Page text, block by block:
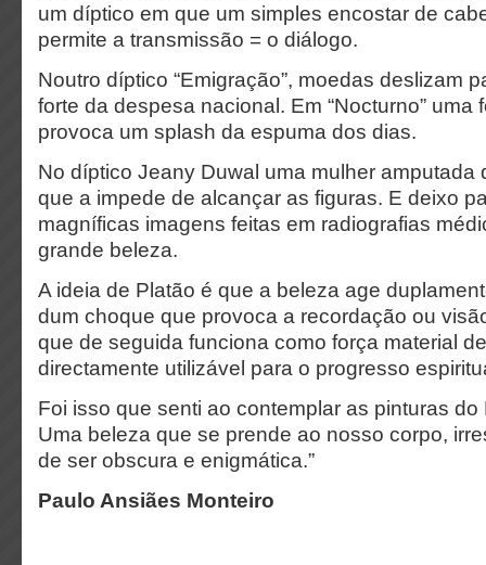
um díptico em que um simples encostar de
permite a transmissão = o diálogo.
Noutro díptico “Emigração”, moedas deslizam
forte da despesa nacional. Em “Nocturno” uma
provoca um splash da espuma dos dias.
No díptico Jeany Duwal uma mulher amputada
que a impede de alcançar as figuras. E deixo
magníficas imagens feitas em radiografias
grande beleza.
A ideia de Platão é que a beleza age
dum choque que provoca a recordação ou
que de seguida funciona como força material
directamente utilizável para o progresso
Foi isso que senti ao contemplar as pinturas
Uma beleza que se prende ao nosso corpo,
de ser obscura e enigmática.”
Paulo Ansiães Monteiro